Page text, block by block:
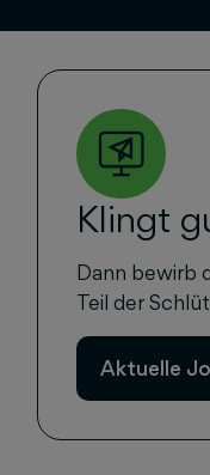
Klingt
Dann bewirb
Teil der
Aktuelle